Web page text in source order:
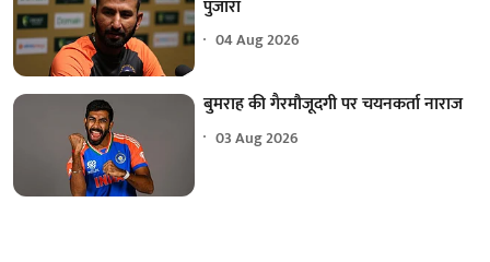
पुजारा
04 Aug 2026
बुमराह की गैरमौजूदगी पर चयनकर्ता नाराज
03 Aug 2026